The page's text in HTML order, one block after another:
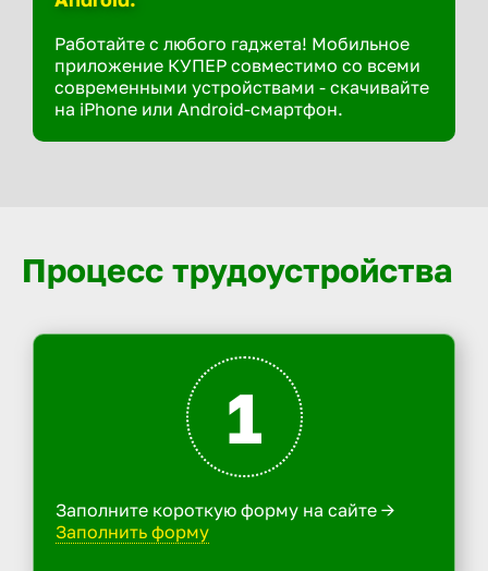
Работайте с любого гаджета! Мобильное
приложение КУПЕР совместимо со всеми
современными устройствами - скачивайте
на iPhone или Android-смартфон.
Процесс трудоустройства
1
Заполните короткую форму на сайте ->
Заполнить форму